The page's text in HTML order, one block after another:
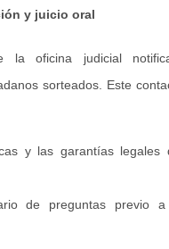
y juicio oral
la oficina judicial
sorteados. Este
y las garantías legales
de preguntas previo